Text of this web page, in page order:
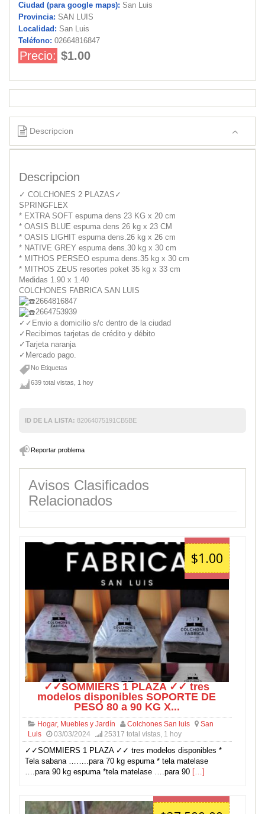
Ciudad (para google maps): San Luis
Provincia: SAN LUIS
Localidad: San Luis
Teléfono: 02664816847
Precio: $1.00
Descripcion
Descripcion
✓ COLCHONES 2 PLAZAS✓
SPRINGFLEX
* EXTRA SOFT espuma dens 23 KG x 20 cm
* OASIS BLUE espuma dens 26 kg x 23 CM
* OASIS LIGHIT espuma dens.26 kg x 26 cm
* NATIVE GREY espuma dens.30 kg x 30 cm
* MITHOS PERSEO espuma dens.35 kg x 30 cm
* MITHOS ZEUS resortes poket 35 kg x 33 cm
Medidas 1.90 x 1.40
COLCHONES FABRICA SAN LUIS
2664816847
2664753939
✓✓Envio a domicilio s/c dentro de la ciudad
✓Recibimos tarjetas de crédito y débito
✓Tarjeta naranja
‌✓Mercado pago.
No Etiquetas
639 total vistas, 1 hoy
ID DE LA LISTA: 82064075191CB5BE
Reportar problema
Avisos Clasificados
Relacionados
$1.00
✓✓SOMMIERS 1 PLAZA ✓✓ tres
modelos disponibles SOPORTE DE
PESO 80 a 90 KG X...
Hogar, Muebles y Jardín Colchones San luis
San
Luis
03/03/2024 25317 total vistas, 1 hoy
✓✓SOMMIERS 1 PLAZA ✓✓ tres modelos disponibles *
Tela sabana ……..para 70 kg espuma * tela matelase
….para 90 kg espuma *tela matelase ….para 90 […]